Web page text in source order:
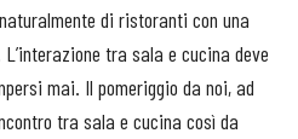
di ristoranti con una
tra sala e cucina deve
mai. Il pomeriggio da noi, ad
tra sala e cucina così da